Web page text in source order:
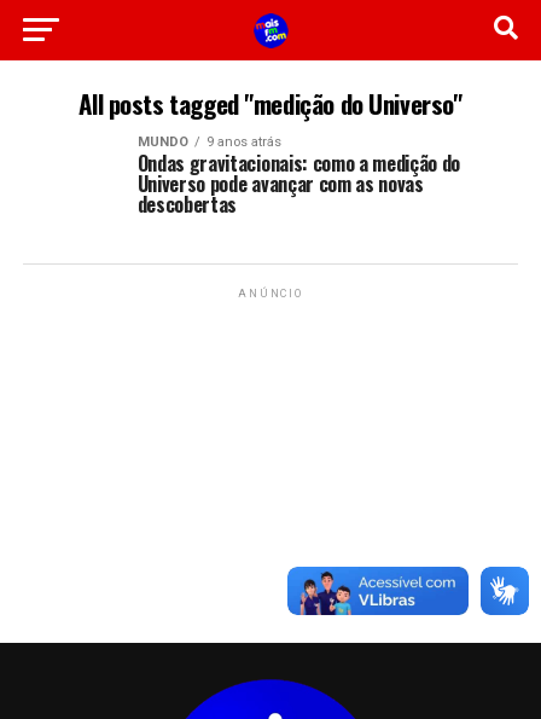
All posts tagged "medição do Universo"
MUNDO 9 anos atrás
Ondas gravitacionais: como a medição do
Universo pode avançar com as novas
descobertas
ANÚNCIO